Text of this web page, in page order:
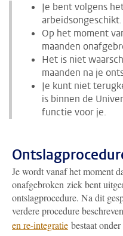
Je bent volgens
arbeidsongeschikt.
Op het moment
maanden
Het is niet
maanden na je
Je kunt niet
is binnen de
functie voor je.
Je wordt vanaf het moment
onafgebroken ziek bent
ontslagprocedure. Na dit
verdere procedure
en re-integratie bestaat